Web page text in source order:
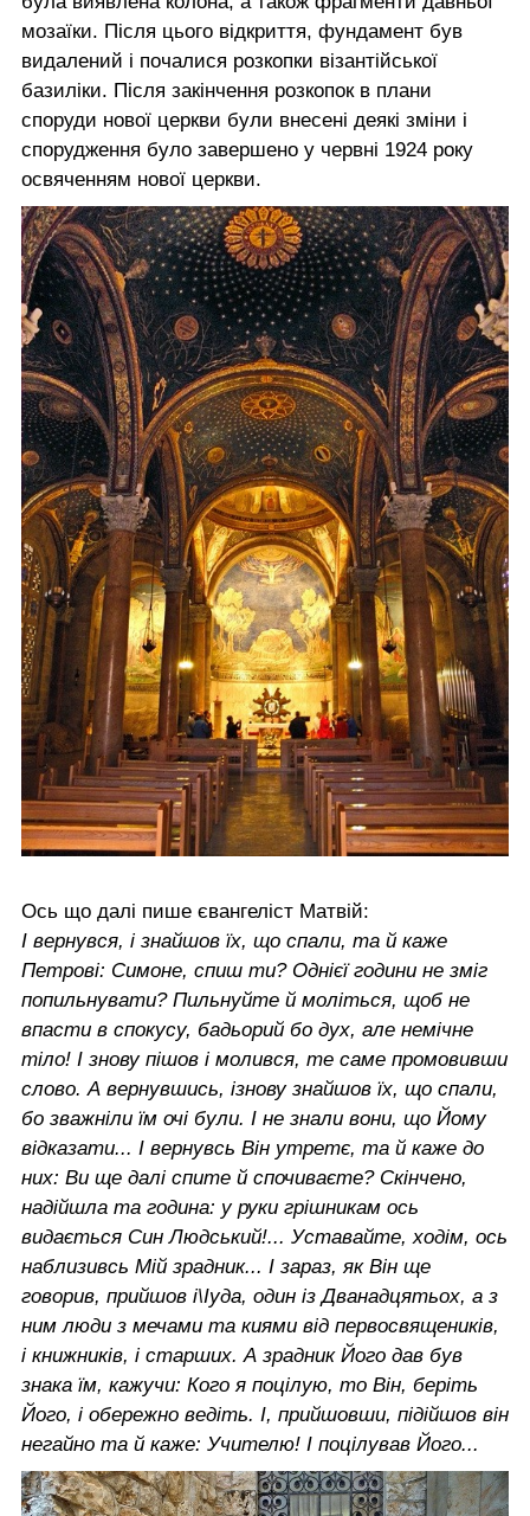
мозаїки. Після цього відкриття, фундамент був
видалений і почалися розкопки візантійської
базиліки. Після закінчення розкопок в плани
споруди нової церкви були внесені деякі зміни і
спорудження було завершено у червні 1924 року
освяченням нової церкви.
Ось що далі пише євангеліст Матвій:
І вернувся, і знайшов їх, що спали, та й каже
Петрові: Симоне, спиш ти? Однієї години не зміг
попильнувати? Пильнуйте й моліться, щоб не
впасти в спокусу, бадьорий бо дух, але немічне
тіло! І знову пішов і молився, те саме промовивши
слово. А вернувшись, ізнову знайшов їх, що спали,
бо зважніли їм очі були. І не знали вони, що Йому
відказати... І вернувсь Він утретє, та й каже до
них: Ви ще далі спите й спочиваєте? Скінчено,
надійшла та година: у руки грішникам ось
видається Син Людський!... Уставайте, ходім, ось
наблизивсь Мій зрадник... І зараз, як Він ще
говорив, прийшов і\Іуда, один із Дванадцятьох, а з
ним люди з мечами та киями від первосвящеників,
і книжників, і старших. А зрадник Його дав був
знака їм, кажучи: Кого я поцілую, то Він, беріть
Його, і обережно ведіть. І, прийшовши, підійшов він
негайно та й каже: Учителю! І поцілував Його...